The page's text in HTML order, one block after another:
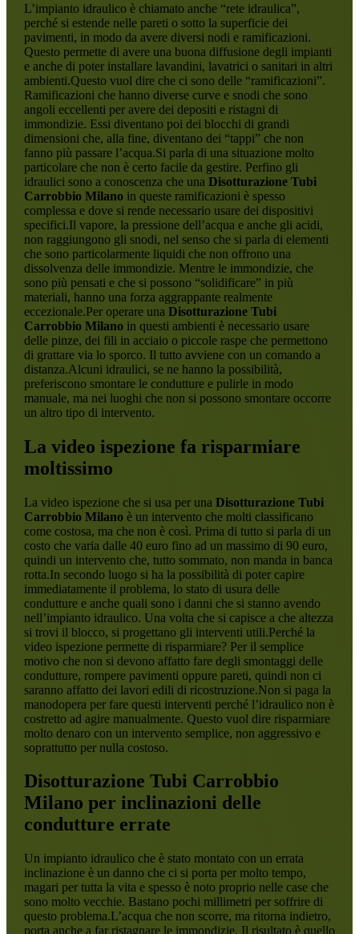
L’impianto idraulico è chiamato anche “rete idraulica”,
perché si estende nelle pareti o sotto la superficie dei
pavimenti, in modo da avere diversi nodi e ramificazioni.
Questo permette di avere una buona diffusione degli impianti
e anche di poter installare lavandini, lavatrici o sanitari in altri
ambienti.Questo vuol dire che ci sono delle “ramificazioni”.
Ramificazioni che hanno diverse curve e snodi che sono
angoli eccellenti per avere dei depositi e ristagni di
immondizie. Essi diventano poi dei blocchi di grandi
dimensioni che, alla fine, diventano dei “tappi” che non
fanno più passare l’acqua.Si parla di una situazione molto
particolare che non è certo facile da gestire. Perfino gli
idraulici sono a conoscenza che una Disotturazione Tubi
Carrobbio Milanoin queste ramificazioni è spesso
complessa e dove si rende necessario usare dei dispositivi
specifici.Il vapore, la pressione dell’acqua e anche gli acidi,
non raggiungono gli snodi, nel senso che si parla di elementi
che sono particolarmente liquidi che non offrono una
dissolvenza delle immondizie. Mentre le immondizie, che
sono più pensati e che si possono “solidificare” in più
materiali, hanno una forza aggrappante realmente
eccezionale.Per operare una Disotturazione Tubi
Carrobbio Milanoin questi ambienti è necessario usare
delle pinze, dei fili in acciaio o piccole raspe che permettono
di grattare via lo sporco. Il tutto avviene con un comando a
distanza.Alcuni idraulici, se ne hanno la possibilità,
preferiscono smontare le condutture e pulirle in modo
manuale, ma nei luoghi che non si possono smontare occorre
un altro tipo di intervento.
La video ispezione fa risparmiare
moltissimo
La video ispezione che si usa per una Disotturazione Tubi
Carrobbio Milanoè un intervento che molti classificano
come costosa, ma che non è così. Prima di tutto si parla di un
costo che varia dalle 40 euro fino ad un massimo di 90 euro,
quindi un intervento che, tutto sommato, non manda in banca
rotta.In secondo luogo si ha la possibilità di poter capire
immediatamente il problema, lo stato di usura delle
condutture e anche quali sono i danni che si stanno avendo
nell’impianto idraulico. Una volta che si capisce a che altezza
si trovi il blocco, si progettano gli interventi utili.Perché la
video ispezione permette di risparmiare? Per il semplice
motivo che non si devono affatto fare degli smontaggi delle
condutture, rompere pavimenti oppure pareti, quindi non ci
saranno affatto dei lavori edili di ricostruzione.Non si paga la
manodopera per fare questi interventi perché l’idraulico non è
costretto ad agire manualmente. Questo vuol dire risparmiare
molto denaro con un intervento semplice, non aggressivo e
soprattutto per nulla costoso.
Disotturazione Tubi Carrobbio
Milano per inclinazioni delle
condutture errate
Un impianto idraulico che è stato montato con un errata
inclinazione è un danno che ci si porta per molto tempo,
magari per tutta la vita e spesso è noto proprio nelle case che
sono molto vecchie. Bastano pochi millimetri per soffrire di
questo problema.L’acqua che non scorre, ma ritorna indietro,
porta anche a far ristagnare le immondizie. Il risultato è quello